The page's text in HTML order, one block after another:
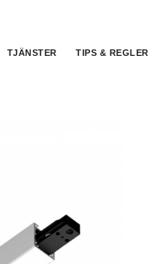
TJÄNSTER TIPS & REGLER